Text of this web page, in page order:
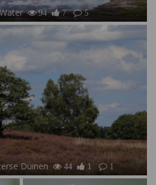
Water 94 7 5
Duinen 44 1 1